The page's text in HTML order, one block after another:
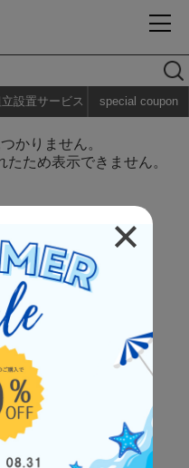
設置サービス special coupon
かりません。
ため表示できません。